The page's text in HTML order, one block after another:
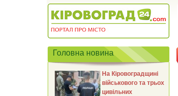
Головна новина
На Кіровоградщині
військового та трьох
цивільних